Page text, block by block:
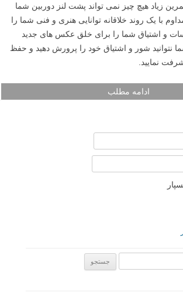
زیاد هیچ چیز نمی تواند پشت لنز دوربین شما
با یک روند خلاقانه توانایی هنری و فنی شما را
و اشتیاق شما را برای خلق عکس های جدید
نتوانید شور و اشتیاق خود را پرورش دهید و حفظ
نمایید.
ادامه مطلب